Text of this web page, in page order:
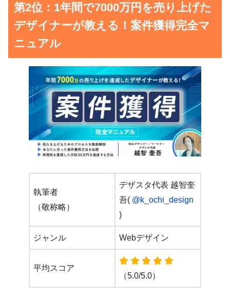
第2位：1年間で7000万円を売り上げた
デザイナーが教える！案件獲得完全マ
ニュアル
執筆者
（敬称略）
デザスタ代表 越智奎
吾( @k_ochi_design
)
ジャンル Webデザイン
平均スコア
（5.0/5.0）